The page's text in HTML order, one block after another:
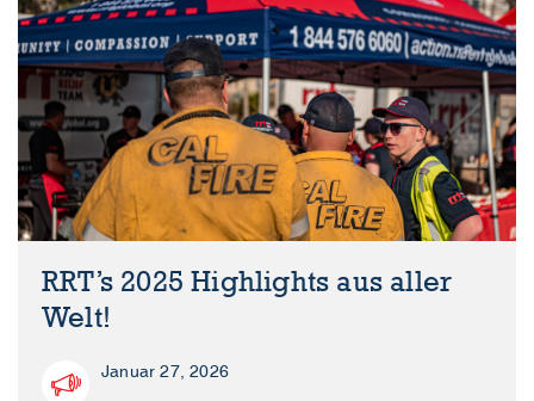
RRT’s 2025 Highlights aus aller
Welt!
Januar 27, 2026